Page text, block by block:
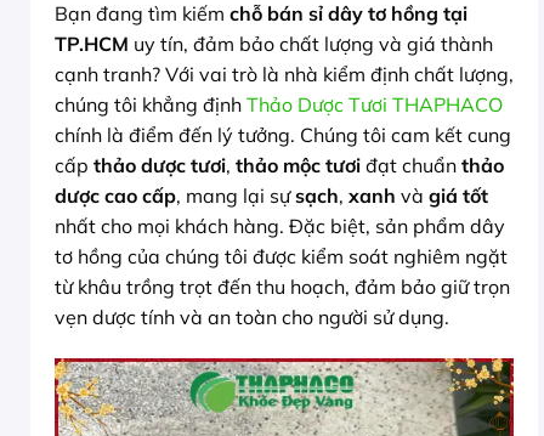
Bạn đang tìm kiếm chỗ bán sỉ dây tơ hồng tại
TP.HCM uy tín, đảm bảo chất lượng và giá thành
cạnh tranh? Với vai trò là nhà kiểm định chất lượng,
chúng tôi khẳng định Thảo Dược Tươi THAPHACO
chính là điểm đến lý tưởng. Chúng tôi cam kết cung
cấp thảo dược tươi, thảo mộc tươi đạt chuẩn thảo
dược cao cấp, mang lại sựsạch, xanh và giá tốt
nhất cho mọi khách hàng. Đặc biệt, sản phẩm dây
tơ hồng của chúng tôi được kiểm soát nghiêm ngặt
từ khâu trồng trọt đến thu hoạch, đảm bảo giữ trọn
vẹn dược tính và an toàn cho người sử dụng.